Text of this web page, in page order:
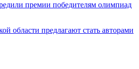
премии победителям олимпиад
области предлагают стать авторами